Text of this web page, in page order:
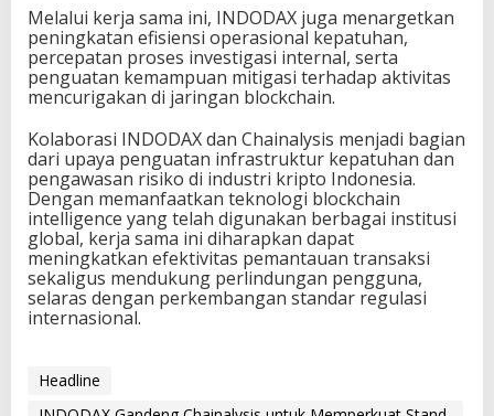
Melalui kerja sama ini, INDODAX juga menargetkan
peningkatan efisiensi operasional kepatuhan,
percepatan proses investigasi internal, serta
penguatan kemampuan mitigasi terhadap aktivitas
mencurigakan di jaringan blockchain.
Kolaborasi INDODAX dan Chainalysis menjadi bagian
dari upaya penguatan infrastruktur kepatuhan dan
pengawasan risiko di industri kripto Indonesia.
Dengan memanfaatkan teknologi blockchain
intelligence yang telah digunakan berbagai institusi
global, kerja sama ini diharapkan dapat
meningkatkan efektivitas pemantauan transaksi
sekaligus mendukung perlindungan pengguna,
selaras dengan perkembangan standar regulasi
internasional.
Headline